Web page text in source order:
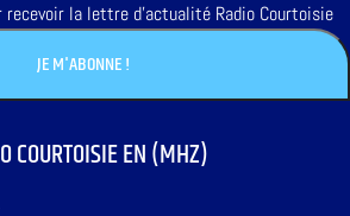
recevoir la lettre d'actualité Radio Courtoisie
COURTOISIE EN (MHZ)